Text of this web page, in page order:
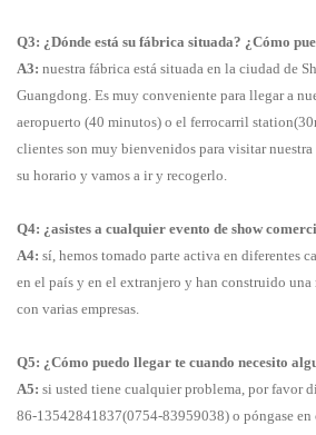
Q3: ¿Dónde está su fábrica situada? ¿Cómo
A3: nuestra fábrica está situada en la ciudad de
Guangdong. Es muy conveniente para llegar a
aeropuerto (40 minutos) o el ferrocarril
clientes son muy bienvenidos para visitar
su horario y vamos a ir y recogerlo.
Q4: ¿asistes a cualquier evento de show
A4: sí, hemos tomado parte activa en diferentes
en el país y en el extranjero y han construido
con varias empresas.
Q5: ¿Cómo puedo llegar te cuando necesito
A5: si usted tiene cualquier problema, por favor
86-13542841837(0754-83959038) o póngase en